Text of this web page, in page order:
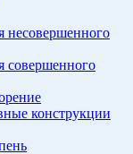
несовершенного
совершенного
конструкции